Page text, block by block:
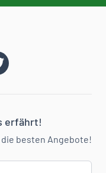
erfährt!
besten Angebote!